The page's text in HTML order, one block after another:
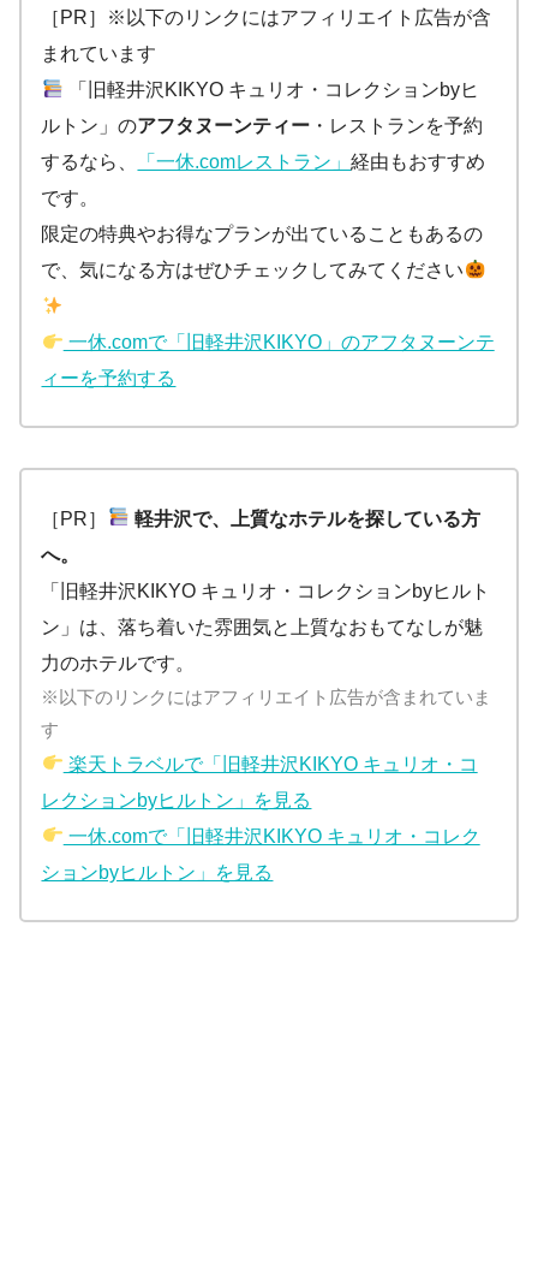
［PR］※以下のリンクにはアフィリエイト広告が含
まれています
「旧軽井沢KIKYO キュリオ・コレクションbyヒ
ルトン」のアフタヌーンティー ・レストランを予約
するなら、
「一休.comレストラン」経由もおすすめ
です。
限定の特典やお得なプランが出ていることもあるの
で、気になる方はぜひチェックしてみてください
一休.comで「旧軽井沢KIKYO」のアフタヌーンテ
ィーを予約する
［PR］
軽井沢で、上質なホテルを探している方
へ。
「旧軽井沢KIKYO キュリオ・コレクションbyヒルト
ン」は、落ち着いた雰囲気と上質なおもてなしが魅
力のホテルです。
※以下のリンクにはアフィリエイト広告が含まれていま
す
楽天トラベルで「旧軽井沢KIKYO キュリオ・コ
レクションbyヒルトン」を見る
一休.comで「旧軽井沢KIKYO キュリオ・コレク
ションbyヒルトン」を見る